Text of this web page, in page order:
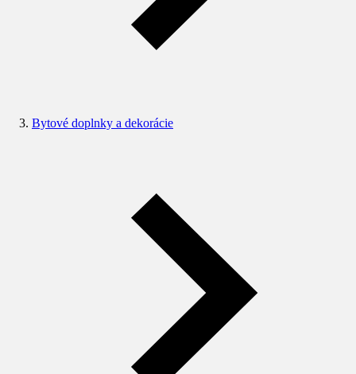
Bytové doplnky a dekorácie